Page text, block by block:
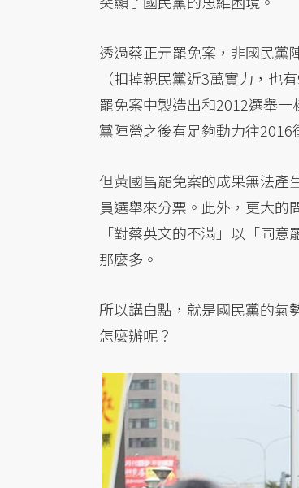
透過蔡正元罷免案，非國民黨
（扣掉親民黨近3萬實力，也
罷免案中製造出和2012選舉
黨陣營之後有足夠動力往2016
但黃國昌罷免案的成果無法產
員選舉來分票。此外，更大
「對蔡英文的不滿」以「同
那麼多。
所以講白點，就是國民黨的氣
怎麼辦呢？